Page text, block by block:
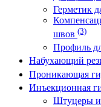
Герметик
швов (3)
Профиль
Набухающий
Проникающая
Инъекционная
Штуцеры